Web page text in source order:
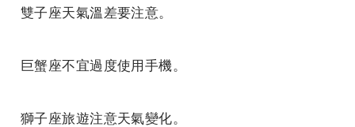
雙子座天氣溫差要注意。
巨蟹座不宜過度使用手機。
獅子座旅遊注意天氣變化。